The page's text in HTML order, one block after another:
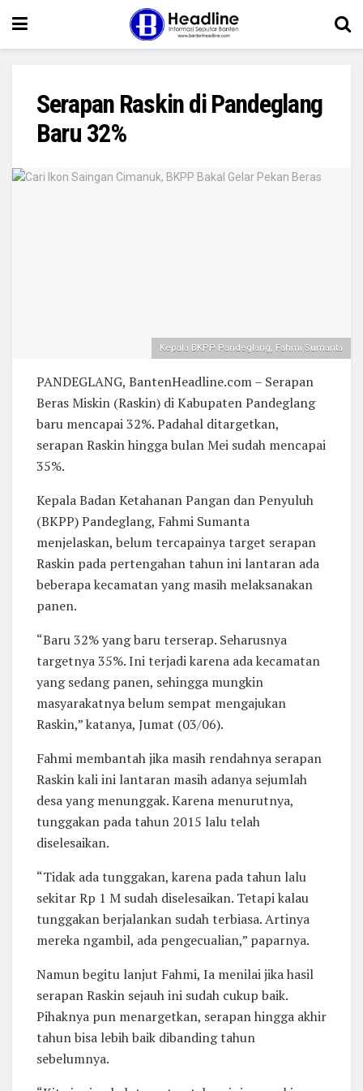
Serapan Raskin di Pandeglang
Baru 32%
Kepala BKPP Pandeglang, Fahmi Sumanta
PANDEGLANG, BantenHeadline.com – Serapan
Beras Miskin (Raskin) di Kabupaten Pandeglang
baru mencapai 32%. Padahal ditargetkan,
serapan Raskin hingga bulan Mei sudah mencapai
35%.
Kepala Badan Ketahanan Pangan dan Penyuluh
(BKPP) Pandeglang, Fahmi Sumanta
menjelaskan, belum tercapainya target serapan
Raskin pada pertengahan tahun ini lantaran ada
beberapa kecamatan yang masih melaksanakan
panen.
“Baru 32% yang baru terserap. Seharusnya
targetnya 35%. Ini terjadi karena ada kecamatan
yang sedang panen, sehingga mungkin
masyarakatnya belum sempat mengajukan
Raskin,” katanya, Jumat (03/06).
Fahmi membantah jika masih rendahnya serapan
Raskin kali ini lantaran masih adanya sejumlah
desa yang menunggak. Karena menurutnya,
tunggakan pada tahun 2015 lalu telah
diselesaikan.
“Tidak ada tunggakan, karena pada tahun lalu
sekitar Rp 1 M sudah diselesaikan. Tetapi kalau
tunggakan berjalankan sudah terbiasa. Artinya
mereka ngambil, ada pengecualian,” paparnya.
Namun begitu lanjut Fahmi, Ia menilai jika hasil
serapan Raskin sejauh ini sudah cukup baik.
Pihaknya pun menargetkan, serapan hingga akhir
tahun bisa lebih baik dibanding tahun
sebelumnya.